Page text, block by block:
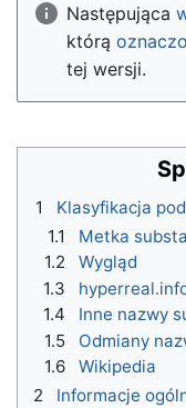
Następująca
którą
tej wersji.
1
Klasyfikacja
1.1
Metka
1.2
Wygląd
1.3
1.4
Inne nazwy
1.5
Odmiany
1.6
Wikipedia
2
Informacje